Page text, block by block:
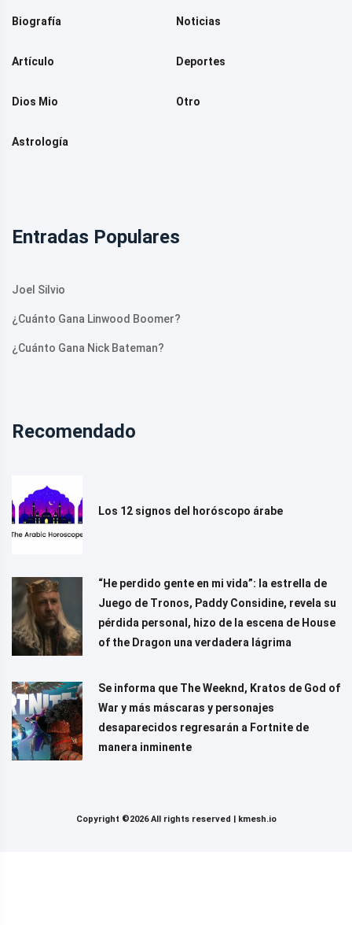
Biografía Noticias
Artículo Deportes
Dios Mio Otro
Astrología
Entradas Populares
Joel Silvio
¿Cuánto Gana Linwood Boomer?
¿Cuánto Gana Nick Bateman?
Recomendado
Los 12 signos del horóscopo árabe
“He perdido gente en mi vida”: la estrella de
Juego de Tronos, Paddy Considine, revela su
pérdida personal, hizo de la escena de House
of the Dragon una verdadera lágrima
Se informa que The Weeknd, Kratos de God of
War y más máscaras y personajes
desaparecidos regresarán a Fortnite de
manera inminente
Copyright ©2026 All rights reserved | kmesh.io